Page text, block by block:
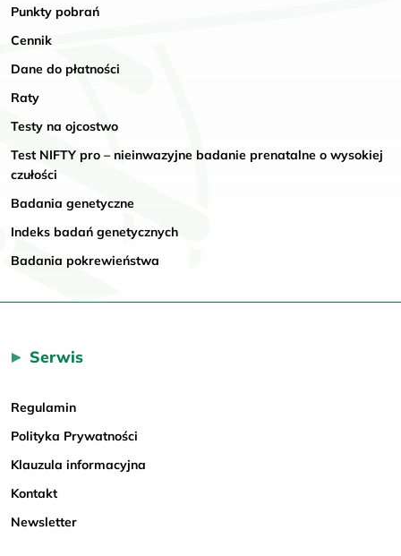
Punkty pobrań
Cennik
Dane do płatności
Raty
Testy na ojcostwo
Test NIFTY pro – nieinwazyjne badanie prenatalne o wysokiej
czułości
Badania genetyczne
Indeks badań genetycznych
Badania pokrewieństwa
Serwis
Regulamin
Polityka Prywatności
Klauzula informacyjna
Kontakt
Newsletter